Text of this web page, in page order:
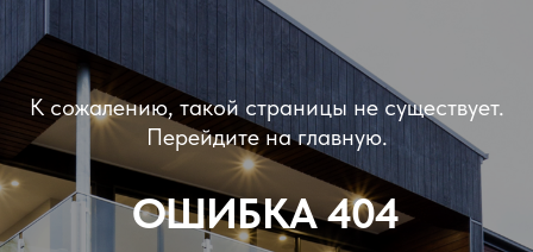
Вернуться на главную